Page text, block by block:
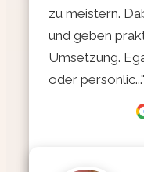
zu meistern.
und geben
Umsetzung.
oder persönlic..."